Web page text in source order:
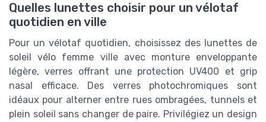
Quelles lunettes choisir pour un vélotaf
quotidien en ville
Pour un vélotaf quotidien, choisissez des lunettes de
soleil vélo femme ville avec monture enveloppante
légère, verres offrant une protection UV400 et grip
nasal efficace. Des verres photochromiques sont
idéaux pour alterner entre rues ombragées, tunnels et
plein soleil sans changer de paire. Privilégiez un design